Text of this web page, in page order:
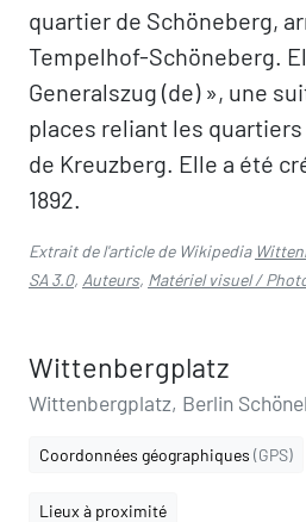
quartier de Schöneberg,
Tempelhof-Schöneberg.
Generalszug (de) », une
places reliant les
de Kreuzberg. Elle a été
1892.
Extrait de l'article de Wikipedia
SA 3.0, Auteurs, Matériel visuel /
Wittenbergplatz
Wittenbergplatz, Berlin
Coordonnées géographiques (GPS)
Lieux à proximité